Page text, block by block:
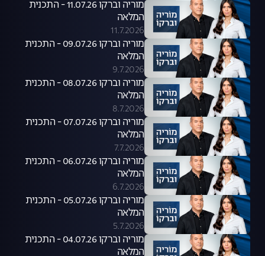
מוריה וברקו 11.07.26 - התכנית
המלאה
11.7.2026
מוריה וברקו 09.07.26 - התכנית
המלאה
9.7.2026
מוריה וברקו 08.07.26 - התכנית
המלאה
8.7.2026
מוריה וברקו 07.07.26 - התכנית
המלאה
7.7.2026
מוריה וברקו 06.07.26 - התכנית
המלאה
6.7.2026
מוריה וברקו 05.07.26 - התכנית
המלאה
5.7.2026
מוריה וברקו 04.07.26 - התכנית
המלאה